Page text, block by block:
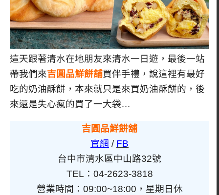
這天跟著清水在地朋友來清水一日遊，最後一站
帶我們來吉圓品鮮餅舖買伴手禮，說這裡有最好
吃的奶油酥餅，本來就只是來買奶油酥餅的，後
來還是失心瘋的買了一大袋…
吉圓品鮮餅舖
官網 / FB
台中市清水區中山路32號
TEL：04-2623-3818
營業時間：09:00~18:00，星期日休